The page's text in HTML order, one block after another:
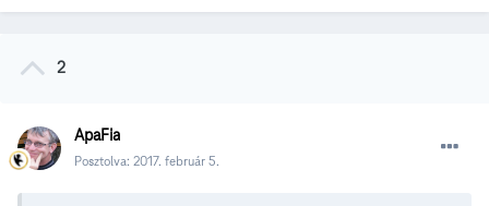
2
ApaFia
Posztolva: 2017. február 5.